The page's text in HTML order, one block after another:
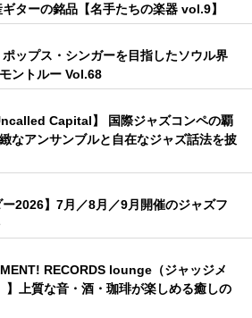
ターの銘品【名手たちの楽器 vol.9】
ポップス・シンガーを目指したソウル界
ントルー Vol.68
Capital】 国際ジャズコンペの覇
なアンサンブルと自在なジャズ話法を披
ー2026】7月／8月／9月開催のジャズフ
RECORDS lounge（ジャッジメ
】上質な音・酒・珈琲が楽しめる癒しの